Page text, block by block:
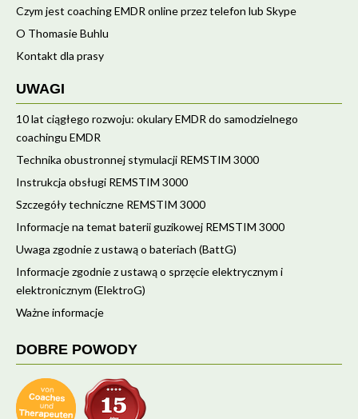
Czym jest coaching EMDR online przez telefon lub Skype
O Thomasie Buhlu
Kontakt dla prasy
UWAGI
10 lat ciągłego rozwoju: okulary EMDR do samodzielnego
coachingu EMDR
Technika obustronnej stymulacji REMSTIM 3000
Instrukcja obsługi REMSTIM 3000
Szczegóły techniczne REMSTIM 3000
Informacje na temat baterii guzikowej REMSTIM 3000
Uwaga zgodnie z ustawą o bateriach (BattG)
Informacje zgodnie z ustawą o sprzęcie elektrycznym i
elektronicznym (ElektroG)
Ważne informacje
DOBRE POWODY